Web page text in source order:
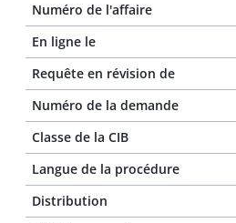
Numéro de l'affaire
En ligne le
Requête en révision de
Numéro de la demande
Classe de la CIB
Langue de la procédure
Distribution